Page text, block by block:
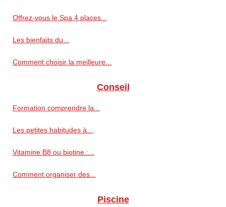
Offrez-vous le Spa 4 places...
Les bienfaits du...
Comment choisir la meilleure...
Conseil
Formation comprendre la...
Les petites habitudes à...
Vitamine B8 ou biotine :...
Comment organiser des...
Piscine